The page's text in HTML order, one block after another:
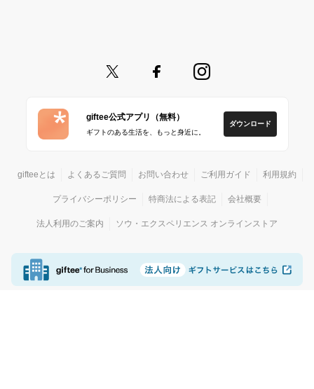
giftee公式アプリ（無料）
ギフトのある生活を、もっと身近に。
ダウンロード
gifteeとは よくあるご質問 お問い合わせ ご利用ガイド 利用規約
プライバシーポリシー 特商法による表記 会社概要
法人利用のご案内 ソウ・エクスペリエンス オンラインストア